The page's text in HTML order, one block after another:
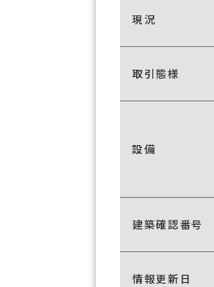
現況
取引態様
設備
建築確認番号
情報更新日